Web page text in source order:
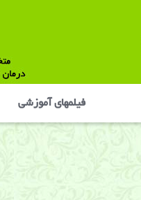
فيلمهای آموزشی